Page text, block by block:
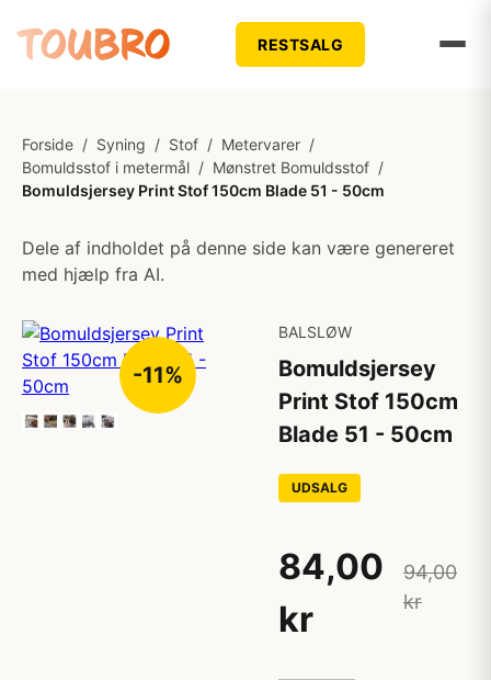
RESTSALG
Forside / Syning / Stof / Metervarer /
Bomuldsstof i metermål / Mønstret Bomuldsstof /
Bomuldsjersey Print Stof 150cm Blade 51 - 50cm
Dele af indholdet på denne side kan være genereret
med hjælp fra AI.
-11%
BALSLØW
Bomuldsjersey
Print Stof 150cm
Blade 51 - 50cm
UDSALG
84,00
kr
94,00
kr